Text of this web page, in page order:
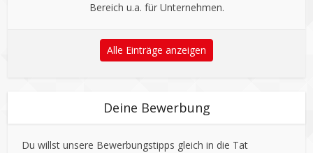
Bereich u.a. für Unternehmen.
Alle Einträge anzeigen
Deine Bewerbung
Du willst unsere Bewerbungstipps gleich in die Tat